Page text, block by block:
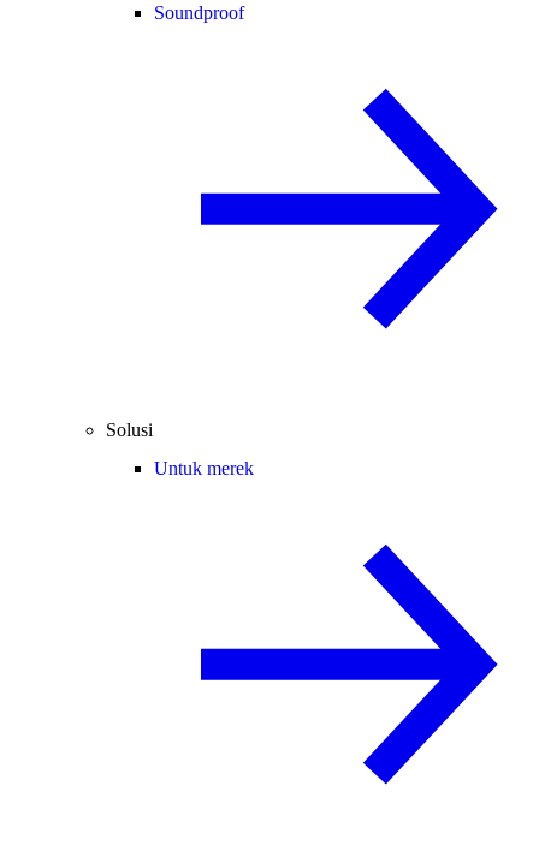
Soundproof
Solusi
Untuk merek